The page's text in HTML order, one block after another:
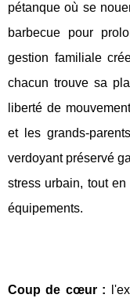
pétanque où se
barbecue pour
gestion familiale
chacun trouve sa
liberté de
et les grands-
verdoyant préservé
stress urbain, tout
équipements.
Coup de cœur :